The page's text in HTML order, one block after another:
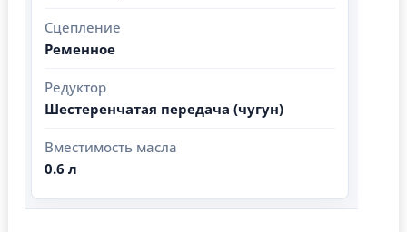
Сцепление
Ременное
Редуктор
Шестеренчатая передача (чугун)
Вместимость масла
0.6 л